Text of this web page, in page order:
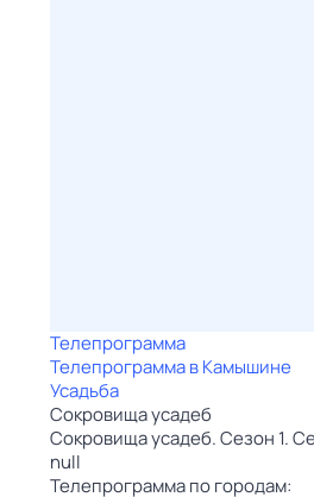
Телепрограмма
Телепрограмма в Камышине
Усадьба
Сокровища усадеб
Сокровища усадеб. Сезон 1.
null
Телепрограмма по городам: